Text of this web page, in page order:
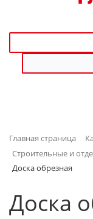
ДЕТСКИЕ
ИНТЕРЬЕР
КАНЦТОВАРЫ
Главная страница
Строительные и
Доска обрезная
Доска